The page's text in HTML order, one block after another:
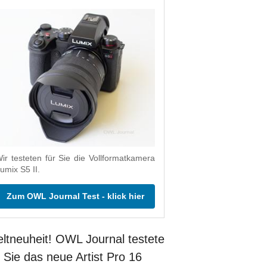
testeten für Sie die Vollformatkamera
S5 II.
Zum OWL Journal Test - klick hier
OWL Journal testete
Sie das neue Artist Pro 16